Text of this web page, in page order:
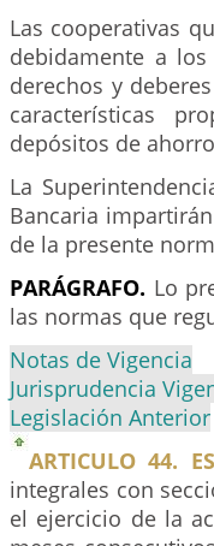
Las cooperativas
debidamente a
derechos y
características
depósitos de
La
Bancaria
de la presente
PARÁGRAFO. Lo
las normas que
Notas de Vigencia
Jurisprudencia
Legislación Anterior
ARTICULO 44.
integrales con
el ejercicio de la